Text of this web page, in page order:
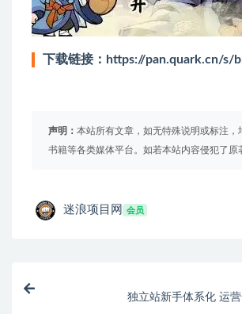
下载链接： https://pan.quark.cn/s/
声明： 本站所有文章，如无特殊说明或标注
书籍等各类媒体平台。如若本站内容侵犯了原
迷浪项目网 会员
独立站新手体系化 运